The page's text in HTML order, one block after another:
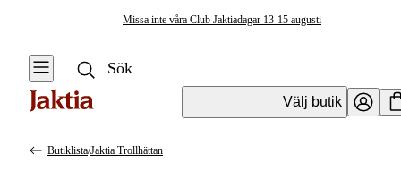
Missa inte våra Club Jaktiadagar 13-15 augusti
Välj butik
Butiklista/Jaktia Trollhättan